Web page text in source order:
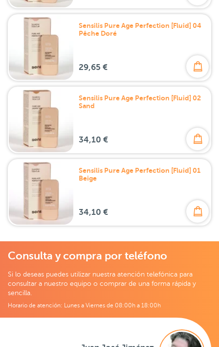
Sensilis Pure Age Perfection [Fluid] 04
Pêche Doré
29,65 €
Sensilis Pure Age Perfection [Fluid] 02
Sand
34,10 €
Sensilis Pure Age Perfection [Fluid] 01
Beige
34,10 €
Consulta y compra por teléfono
Si lo deseas puedes utilizar nuestra atención telefónica para
consultar a nuestro equipo o comprar de una forma rápida y
sencilla.
Horario de atención: Lunes a Viernes de 08:00h a 18:00h